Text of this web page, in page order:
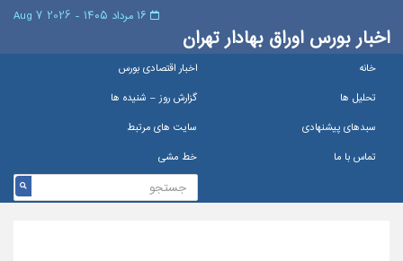
اخبار بورس اوراق بهادار تهران
خانه
اخبار اقتصادی بورس
تحلیل ها
گزارش روز – شنيده ها
سبدهای پیشنهادی
سایت های مرتبط
تماس با ما
خط مشی